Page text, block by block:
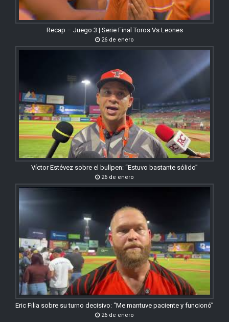
Recap – Juego 3 | Serie Final Toros Vs Leones
26 de enero
Víctor Estévez sobre el bullpen: “Estuvo bastante sólido”
26 de enero
Eric Filia sobre su turno decisivo: “Me mantuve paciente y funcionó”
26 de enero